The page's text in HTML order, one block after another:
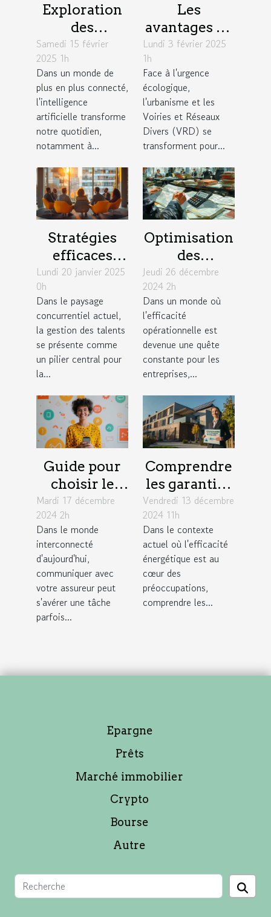
Exploration
des
avantages
des chatbots
basés sur
l'intelligence
artificielle
Samedi 15 février
2025 1h
Dans un monde de
plus en plus connecté,
l'intelligence
artificielle transforme
notre quotidien,
notamment à...
Les
avantages de
l'intégration
technologies
durables en
urbanisme et
VRD
Lundi 3 février 2025
1h
Face à l'urgence
écologique,
l'urbanisme et les
Voiries et Réseaux
Divers (VRD) se
transforment pour...
Stratégies
efficaces
pour une
gestion des
talents
durable en
entreprise
Lundi 20 janvier 2025
0h
Dans le paysage
concurrentiel actuel,
la gestion des talents
se présente comme
un pilier central pour
la...
Optimisation
des
processus de
paie en
fonction des
conventions
collectives
Jeudi 26 décembre
2024 2h
Dans un monde où
l'efficacité
opérationnelle est
devenue une quête
constante pour les
entreprises,...
Guide pour
choisir le
meilleur
moyen de
contact avec
votre
assureur
Mardi 17 décembre
2024 2h
Dans le monde
interconnecté
d'aujourd'hui,
communiquer avec
votre assureur peut
s'avérer une tâche
parfois...
Comprendre
les garanties
d'une
assurance
pour audits
énergétiques
Vendredi 13 décembre
2024 11h
Dans le contexte
actuel où l'efficacité
énergétique est au
cœur des
préoccupations,
comprendre les...
Epargne
Prêts
Marché immobilier
Crypto
Bourse
Autre